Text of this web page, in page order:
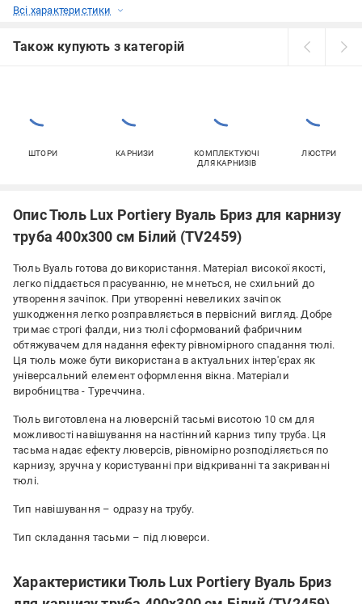
Всі характеристики
Також купують з категорій
ШТОРИ КАРНИЗИ
КОМПЛЕКТУЮЧІ
ДЛЯ КАРНИЗІВ
ЛЮСТРИ
Опис Тюль Lux Portiery Вуаль Бриз для карнизу
труба 400х300 см Білий (TV2459)
Тюль Вуаль готова до використання. Матеріал високої якості,
легко піддається прасуванню, не мнеться, не схильний до
утворення зачіпок. При утворенні невеликих зачіпок
ушкодження легко розправляється в первісний вигляд. Добре
тримає строгі фалди, низ тюлі сформований фабричним
обтяжувачем для надання ефекту рівномірного спадання тюлі.
Ця тюль може бути використана в актуальних інтер'єрах як
універсальний елемент оформлення вікна. Матеріали
виробництва - Туреччина.
Тюль виготовлена на люверсній тасьмі висотою 10 см для
можливості навішування на настінний карниз типу труба. Ця
тасьма надає ефекту люверсів, рівномірно розподіляється по
карнизу, зручна у користуванні при відкриванні та закриванні
тюлі.
Тип навішування – одразу на трубу.
Тип складання тасьми – під люверси.
Характеристики Тюль Lux Portiery Вуаль Бриз